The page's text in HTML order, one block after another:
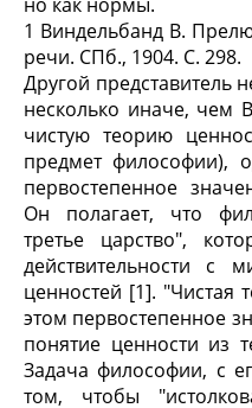
1 Виндельбанд В.
речи. СПб., 1904. С. 298.
Другой представитель
несколько иначе, чем
чистую теорию
предмет философии),
первостепенное
Он полагает, что
третье царство",
действительности с
ценностей [1]. "Чистая
этом первостепенное
понятие ценности из
Задача философии, с
том, чтобы